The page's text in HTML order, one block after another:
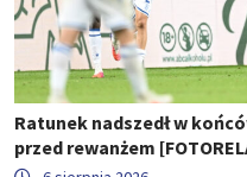
Ratunek nadszedł w
przed rewanżem